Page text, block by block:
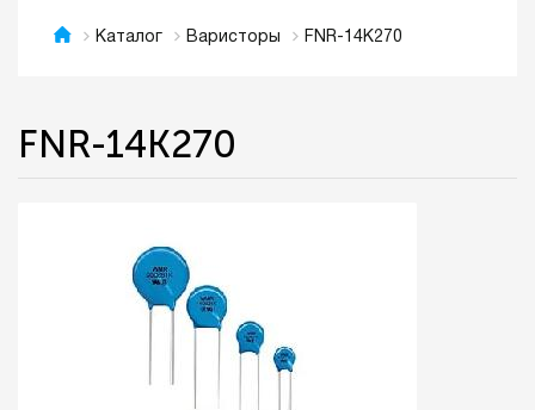
Каталог Варисторы FNR-14K270
FNR-14K270